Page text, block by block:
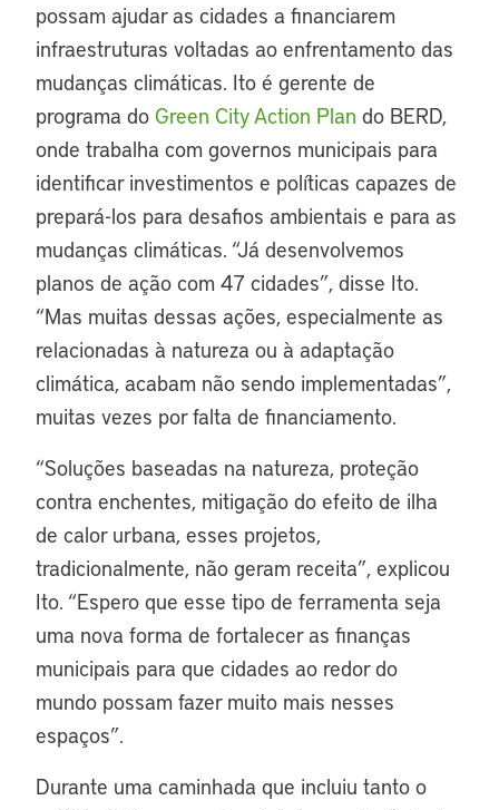
possam ajudar as cidades a financiarem
infraestruturas voltadas ao enfrentamento das
mudanças climáticas. Ito é gerente de
programa do Green City Action Plan do BERD,
onde trabalha com governos municipais para
identificar investimentos e políticas capazes de
prepará-los para desafios ambientais e para as
mudanças climáticas. “Já desenvolvemos
planos de ação com 47 cidades”, disse Ito.
“Mas muitas dessas ações, especialmente as
relacionadas à natureza ou à adaptação
climática, acabam não sendo implementadas”,
muitas vezes por falta de financiamento.
“Soluções baseadas na natureza, proteção
contra enchentes, mitigação do efeito de ilha
de calor urbana, esses projetos,
tradicionalmente, não geram receita”, explicou
Ito. “Espero que esse tipo de ferramenta seja
uma nova forma de fortalecer as finanças
municipais para que cidades ao redor do
mundo possam fazer muito mais nesses
espaços”.
Durante uma caminhada que incluiu tanto o